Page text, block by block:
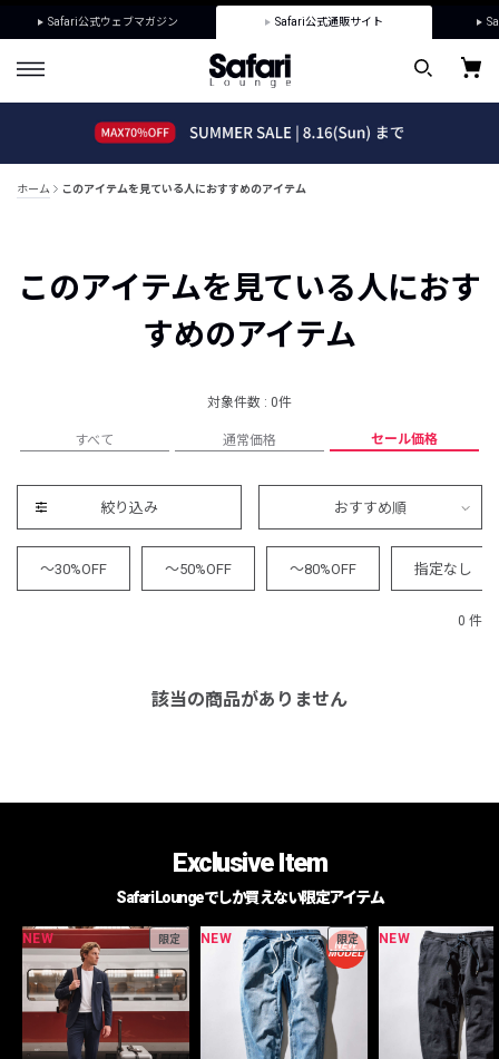
Safari公式ウェブマガジン Safari公式通販サイト
ホーム このアイテムを見ている人におすすめのアイテム
このアイテムを見ている人におす
すめのアイテム
対象件数 : 0件
すべて 通常価格 セール価格
絞り込み おすすめ順
～30%OFF ～50%OFF ～80%OFF 指定なし
0 件
該当の商品がありません
Exclusive Item
Safari Loungeでしか買えない限定アイテム
NEW 限定 NEW 限定 NEW